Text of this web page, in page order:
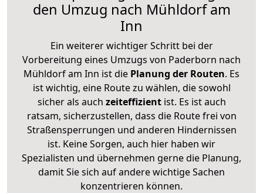
den Umzug nach Mühldorf am
Inn
Ein weiterer wichtiger Schritt bei der
Vorbereitung eines Umzugs von Paderborn nach
Mühldorf am Inn ist die Planung der Routen. Es
ist wichtig, eine Route zu wählen, die sowohl
sicher als auch zeiteffizientist. Es ist auch
ratsam, sicherzustellen, dass die Route frei von
Straßensperrungen und anderen Hindernissen
ist. Keine Sorgen, auch hier haben wir
Spezialisten und übernehmen gerne die Planung,
damit Sie sich auf andere wichtige Sachen
konzentrieren können.